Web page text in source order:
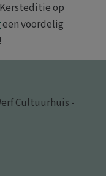
op
een voordelig
Cultuurhuis -